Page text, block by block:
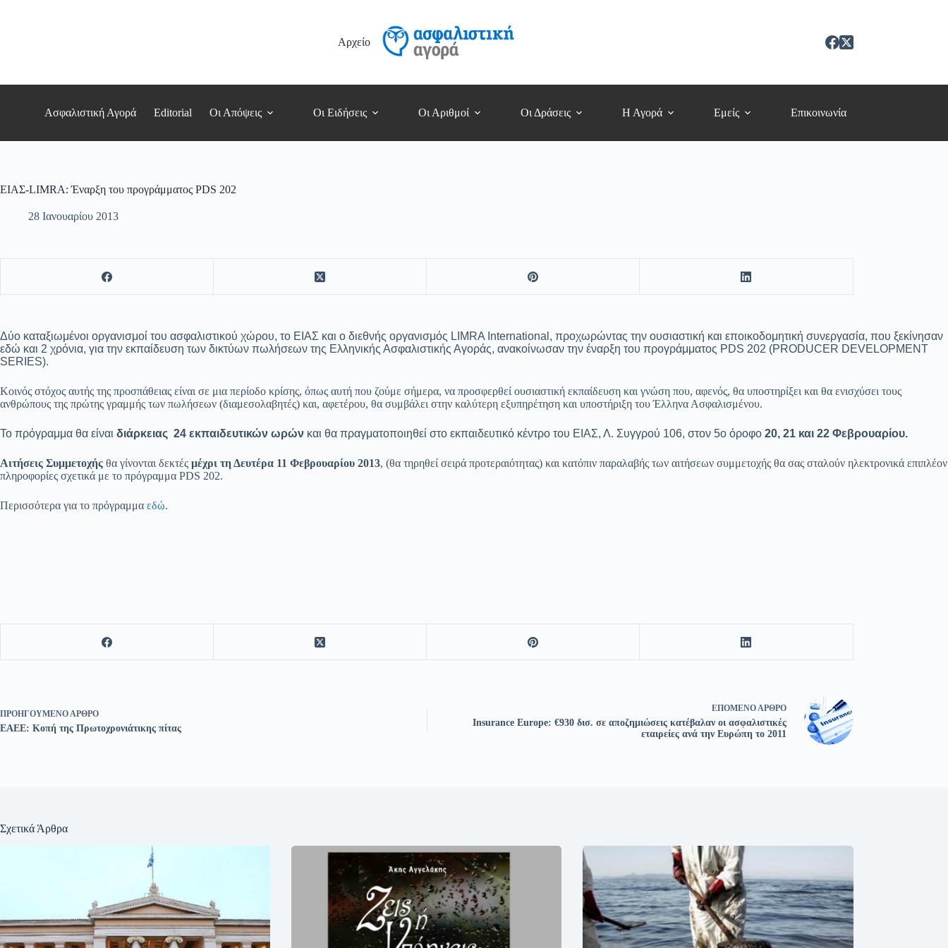
Αρχείο
Ασφαλιστική Αγορά Editorial Οι Απόψεις Οι Ειδήσεις Οι Αριθμοί Οι Δράσεις Η Αγορά Εμείς Επικοινωνία
EIAΣ-LIMRA: Έναρξη του προγράμματος PDS 202
28 Ιανουαρίου 2013
Δύο καταξιωμένοι οργανισμοί του ασφαλιστικού χώρου, το ΕΙΑΣ και ο διεθνής οργανισμός LIMRA International, προχωρώντας την ουσιαστική και εποικοδομητική συνεργασία, που ξεκίνησαν
εδώ και 2 χρόνια, για την εκπαίδευση των δικτύων πωλήσεων της Ελληνικής Ασφαλιστικής Αγοράς, ανακοίνωσαν την έναρξη του προγράμματος PDS 202 (PRODUCER DEVELOPMENT
SERIES).
Κοινός στόχος αυτής της προσπάθειας είναι σε μια περίοδο κρίσης, όπως αυτή που ζούμε σήμερα, να προσφερθεί ουσιαστική εκπαίδευση και γνώση που, αφενός, θα υποστηρίξει και θα ενισχύσει τους
ανθρώπους της πρώτης γραμμής των πωλήσεων (διαμεσολαβητές) και, αφετέρου, θα συμβάλει στην καλύτερη εξυπηρέτηση και υποστήριξη του Έλληνα Ασφαλισμένου.
Το πρόγραμμα θα είναι διάρκειας 24 εκπαιδευτικών ωρών και θα πραγματοποιηθεί στο εκπαιδευτικό κέντρο του ΕΙΑΣ, Λ. Συγγρού 106, στον 5ο όροφο 20, 21 και 22 Φεβρουαρίου.
Αιτήσεις Συμμετοχής θα γίνονται δεκτές μέχρι τη Δευτέρα 11 Φεβρουαρίου 2013, (θα τηρηθεί σειρά προτεραιότητας) και κατόπιν παραλαβής των αιτήσεων συμμετοχής θα σας σταλούν ηλεκτρονικά επιπλέον
πληροφορίες σχετικά με το πρόγραμμα PDS 202.
Περισσότερα για το πρόγραμμα εδώ.
ΠΡΟΗΓΟΎΜΕΝΟ ΆΡΘΡΟ
ΕΑΕΕ: Κοπή της Πρωτοχρονιάτικης πίτας
ΕΠΌΜΕΝΟ ΆΡΘΡΟ
Insurance Europe: €930 δισ. σε αποζημιώσεις κατέβαλαν οι ασφαλιστικές
εταιρείες ανά την Ευρώπη το 2011
Σχετικά Άρθρα